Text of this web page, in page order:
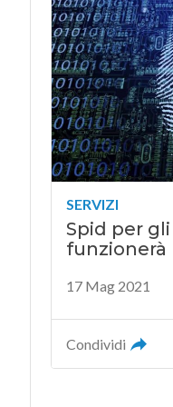
SERVIZI
Spid per
funzionerà
17 Mag 2021
Condividi